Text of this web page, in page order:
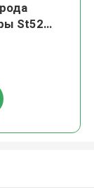
St52